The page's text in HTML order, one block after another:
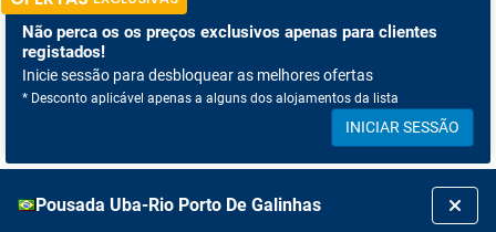
Não perca os os preços exclusivos apenas para clientes
registados!
Inicie sessão para desbloquear as melhores ofertas
* Desconto aplicável apenas a alguns dos alojamentos da lista
INICIAR SESSÃO
Pousada Uba-Rio Porto De Galinhas